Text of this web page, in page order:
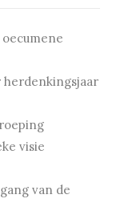
herdenkingsjaar
visie
van de